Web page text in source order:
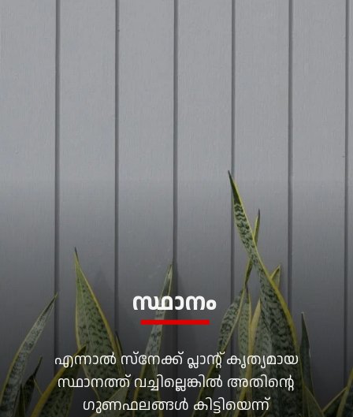
എന്നാൽ സ്നേക്ക് പ്ലാന്റ് കൃത്യമായ
സ്ഥാനത്ത് വച്ചില്ലെങ്കിൽ അതിന്റെ
ഗുണഫലങ്ങൾ കിട്ടിയെന്ന്
സ്ഥാനം